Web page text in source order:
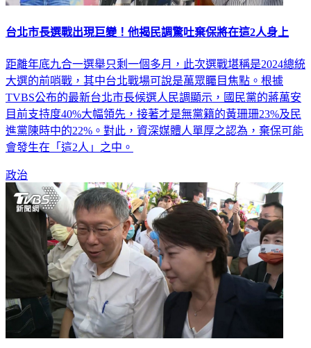
台北市長選戰出現巨變！他揭民調驚吐棄保將在這2人身上
距離年底九合一選舉只剩一個多月，此次選戰堪稱是2024總統
大選的前哨戰，其中台北戰場可說是萬眾矚目焦點。根據
TVBS公布的最新台北市長候選人民調顯示，國民黨的蔣萬安
目前支持度40%大幅領先，接著才是無黨籍的黃珊珊23%及民
進黨陳時中的22%。對此，資深媒體人單厚之認為，棄保可能
會發生在「這2人」之中。
政治